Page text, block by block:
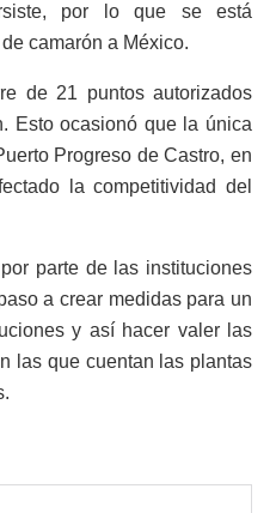
por lo que se está
camarón a México.
de 21 puntos autorizados
Esto ocasionó que la única
Progreso de Castro, en
la competitividad del
parte de las instituciones
a crear medidas para un
y así hacer valer las
las que cuentan las plantas